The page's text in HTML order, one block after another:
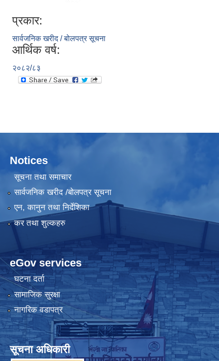
प्रकार:
सार्वजनिक खरीद / बोलपत्र सूचना
आर्थिक वर्ष:
२०८२/८३
Notices
सूचना तथा समाचार
सार्वजनिक खरीद /बोलपत्र सूचना
एन, कानुन तथा निर्देशिका
कर तथा शुल्कहरु
eGov services
घटना दर्ता
सामाजिक सुरक्षा
नागरिक वडापत्र
सूचना अधिकारी